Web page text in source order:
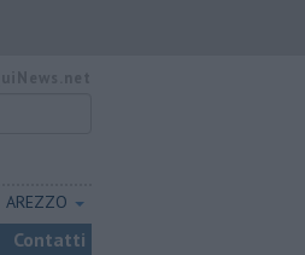
AREZZO
Contatti